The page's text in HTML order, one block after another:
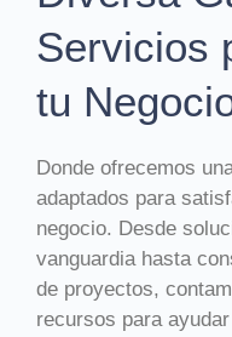
Servicios
tu
Donde ofrecemos
adaptados para
negocio. Desde
vanguardia hasta
de proyectos,
recursos para